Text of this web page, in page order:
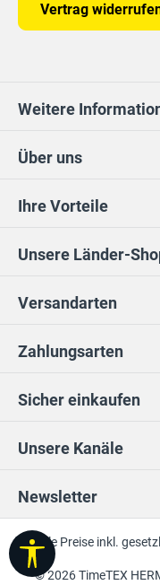
Unsere Kanäle
Ihre Vorteile
Unsere Länder-
Sicher einkaufen
Über uns
Newsletter
Vertrag
Weitere
Zahlungsarten
Versandarten
© 2026 TimeTEX
* Alle Preise inkl.
Werkzeugleiste